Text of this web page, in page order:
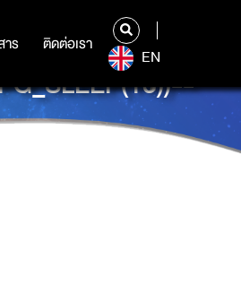
าร ติดต่อเรา
าร ติดต่อเรา
EN